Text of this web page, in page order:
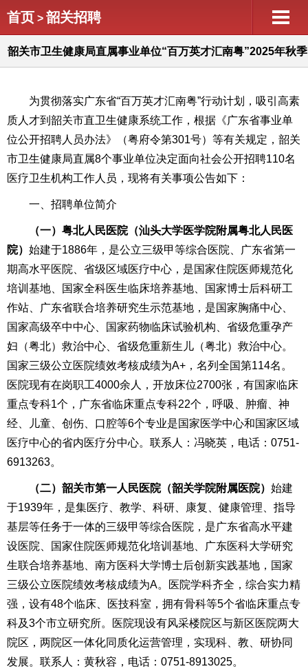
首页 > 韶关招聘
韶关市卫生健康局直属事业单位“百万英才汇南粤”2025年秋季
为贯彻落实广东省“百万英才汇南粤”行动计划，吸引高素
质人才到韶关市直卫生健康系统工作，根据《广东省事业单
位公开招聘人员办法》（粤府令第301号）等有关规定，韶关
市卫生健康局直属8个事业单位决定面向社会公开招聘110名
医疗卫生机构工作人员，现将有关事项公告如下：
一、招聘单位简介
（一）粤北人民医院（汕头大学医学院附属粤北人民医
院） 始建于1886年，是公立三级甲等综合医院、广东省第一
期高水平医院、省级区域医疗中心，是国家住院医师规范化
培训基地、国家全科医生临床培养基地、国家博士后科研工
作站、广东省联合培养研究生示范基地，是国家胸痛中心、
国家高级卒中中心、国家药物临床试验机构、省级危重孕产
妇（粤北）救治中心、省级危重新生儿（粤北）救治中心。
国家三级公立医院绩效考核成绩为A+，名列全国第114名。
医院现有在岗职工4000余人，开放床位2700张，有国家临床
重点专科1个，广东省临床重点专科22个，呼吸、肿瘤、神
经、儿童、创伤、口腔等6个专业是国家医学中心和国家区域
医疗中心的省内医疗分中心。联系人：冯晓英，电话：0751-
6913263。
（二）韶关市第一人民医院（韶关学院附属医院） 始建
于1939年，是集医疗、教学、科研、康复、健康管理、指导
基层等任务于一体的三级甲等综合医院，是广东省高水平建
设医院、国家住院医师规范化培训基地、广东医科大学研究
生联合培养基地、南方医科大学博士后创新实践基地，国家
三级公立医院绩效考核成绩为A。医院学科齐全，综合实力精
强，设有48个临床、医技科室，拥有骨科等5个省临床重点专
科及3个市立研究所。医院现设有风采楼院区与新区医院两大
院区，两院区一体化同质化运营管理，实现科、教、研协同
发展。联系人：黄秋容，电话：0751-8913025。